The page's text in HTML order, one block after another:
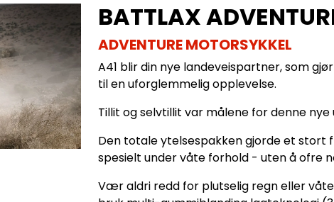
BATTLAX
ADVENTURE MOTORSYKKEL
A41 blir din nye landeveispartner, som
til en uforglemmelig opplevelse.
Tillit og selvtillit var målene for denne nye
Den totale ytelsespakken gjorde et
spesielt under våte forhold - uten å ofre
Vær aldri redd for plutselig regn eller